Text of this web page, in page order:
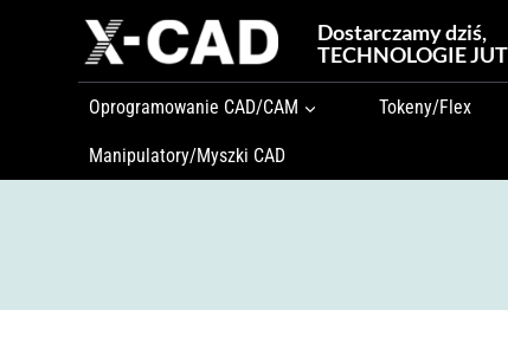
Dostarczamy dziś,
TECHNOLOGIE
Oprogramowanie CAD/CAM Tokeny/Flex
Manipulatory/Myszki CAD